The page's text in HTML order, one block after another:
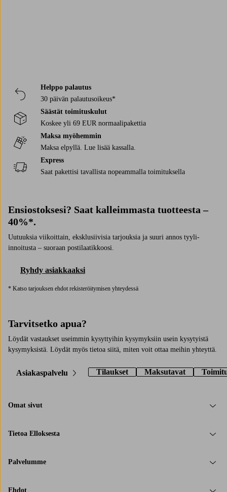
Helppo palautus
30 päivän palautusoikeus*
Säästät toimituskulut
Koskee yli 69 EUR normaalipakettia
Maksa myöhemmin
Maksa elpyllä. Lue lisää kassalla.
Express
Saat pakettisi tavallista nopeammalla toimituksella
Ensiostoksesi? Saat kalleimmasta tuotteesta –
40%*.
Uutuuksia viikoittain, eksklusiivisia tarjouksia ja suuri annos tyyli-
innoitusta – suoraan postilaatikkoosi.
Ryhdy asiakkaaksi
* Katso tarjouksen ehdot rekisteröitymisen yhteydessä
Tarvitsetko apua?
Löydät vastaukset useimmin kysyttyihin kysymyksiin usein kysytyistä
kysymyksistä. Löydät myös tietoa siitä, miten voit ottaa meihin yhteyttä.
Asiakaspalvelu Tilaukset Maksutavat
Omat sivut
Tietoa Elloksesta
Palvelumme
Ehdot